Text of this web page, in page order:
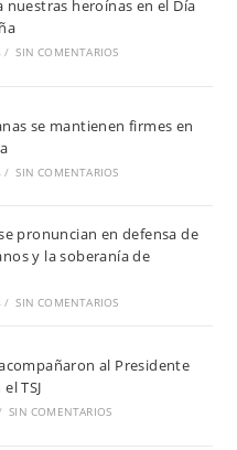
nuestras heroínas en el Día
/ SIN COMENTARIOS
se mantienen firmes en
/ SIN COMENTARIOS
pronuncian en defensa de
y la soberanía de
/ SIN COMENTARIOS
al Presidente
TSJ
SIN COMENTARIOS